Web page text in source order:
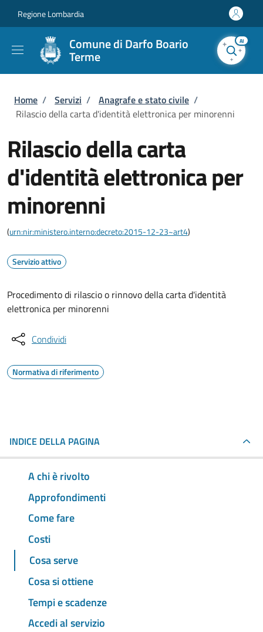
Regione Lombardia
Comune di Darfo Boario
Terme
AI
Briciole di pane
Home / Servizi / Anagrafe e stato civile /
Rilascio della carta d'identità elettronica per minorenni
Rilascio della carta
d'identità elettronica per
minorenni
(urn:nir:ministero.interno:decreto:2015-12-23~art4)
Servizio attivo
Procedimento di rilascio o rinnovo della carta d'identità
elettronica per minorenni
Condividi
Normativa di riferimento
INDICE DELLA PAGINA
A chi è rivolto
Approfondimenti
Come fare
Costi
Cosa serve
Cosa si ottiene
Tempi e scadenze
Accedi al servizio